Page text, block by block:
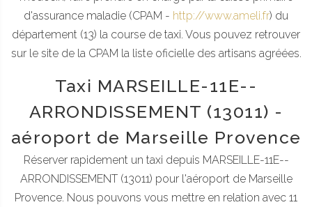
d'assurance maladie (CPAM - http://www.ameli.fr) du
département (13) la course de taxi. Vous pouvez retrouver
sur le site de la CPAM la liste oficielle des artisans agréées.
Taxi MARSEILLE-11E--
ARRONDISSEMENT (13011) -
aéroport de Marseille Provence
Réserver rapidement un taxi depuis MARSEILLE-11E--
ARRONDISSEMENT (13011) pour l'aéroport de Marseille
Provence. Nous pouvons vous mettre en relation avec 11